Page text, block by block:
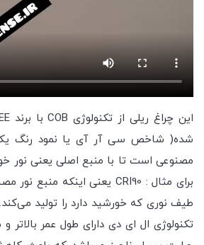
شده( شاخص سی آر آی یا نمود رنگ
مصنوعی است تا با منبع اصلی یعنی نور
طیف نوری که خورشید دارد را تولید
تکنولوژی ال ای دی دارای طول عمر